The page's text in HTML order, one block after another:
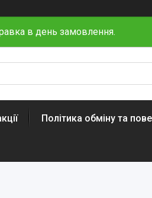
в день замовлення.
Політика обміну та